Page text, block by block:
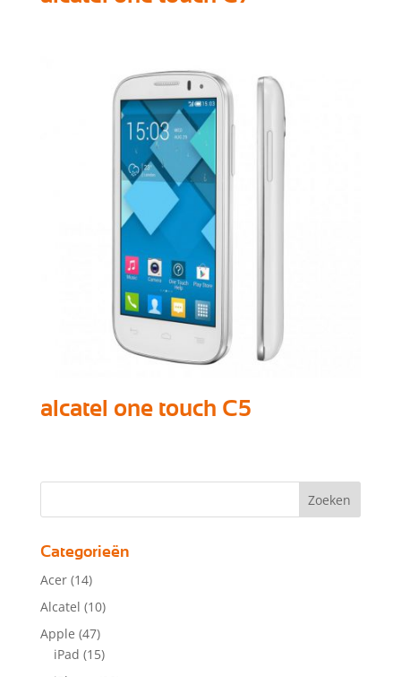
alcatel one touch C5
Categorieën
Acer (14)
Alcatel (10)
Apple (47)
iPad (15)